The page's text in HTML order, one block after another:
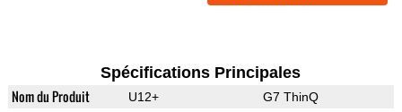
Spécifications Principales
Nom du Produit U12+ G7 ThinQ